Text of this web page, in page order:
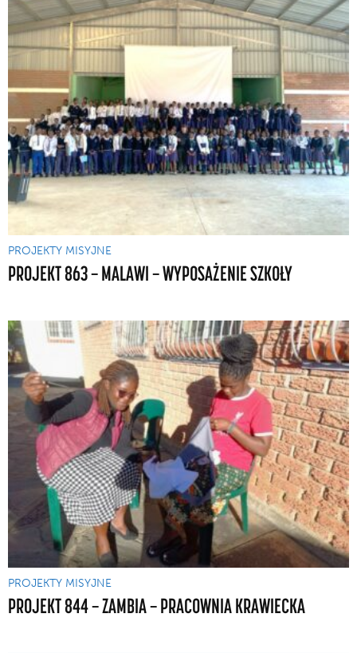
PROJEKTY MISYJNE
PROJEKT 863 — MALAWI — WYPOSAŻENIE SZKOŁY
PROJEKTY MISYJNE
PROJEKT 844 — ZAMBIA — PRACOWNIA KRAWIECKA